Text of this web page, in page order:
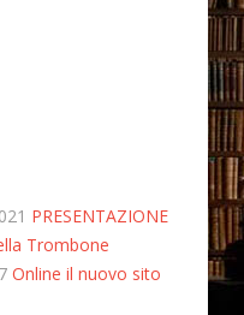
PRESENTAZIONE
Trombone
Online il nuovo sito